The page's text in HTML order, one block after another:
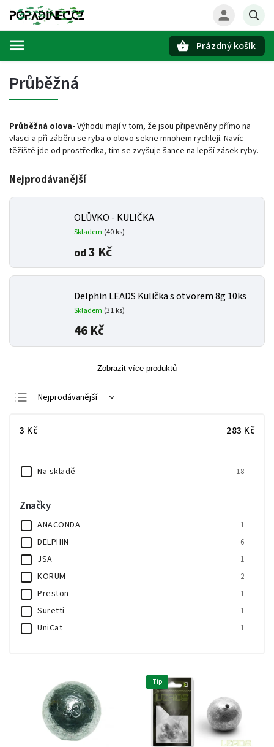
Prázdný košík
Průběžná
Průběžná olova- Výhodu mají v tom, že jsou připevněny přímo na
vlasci a při záběru se ryba o olovo sekne mnohem rychleji. Navíc
těžiště jde od prostředka, tím se zvyšuje šance na lepší zásek ryby.
Nejprodávanější
OLŮVKO - KULIČKA
Skladem (40 ks)
od 3 Kč
Delphin LEADS Kulička s otvorem 8g 10ks
Skladem (31 ks)
46 Kč
Zobrazit více produktů
Nejprodávanější
3 Kč 283 Kč
Na skladě 18
Značky
ANACONDA 1
DELPHIN 6
JSA 1
KORUM 2
Preston 1
Suretti 1
UniCat 1
Tip